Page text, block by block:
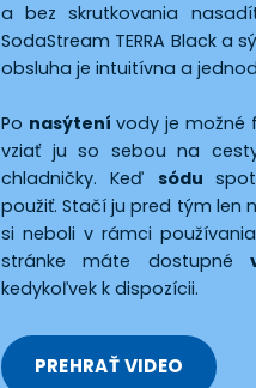
a bez skrutkovania
SodaStream TERRA Black a
obsluha je intuitívna a
Po nasýtenívody je možné
vziať ju so sebou na
chladničky. Keď sódu
použiť. Stačí ju pred tým len
si neboli v rámci
stránke máte dostupné
kedykoľvek k dispozícii.
PREHRAŤ VIDEO